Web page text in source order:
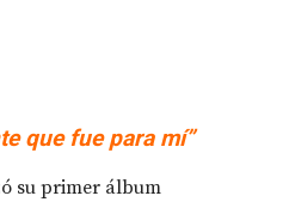
que fue para mí”
su primer álbum